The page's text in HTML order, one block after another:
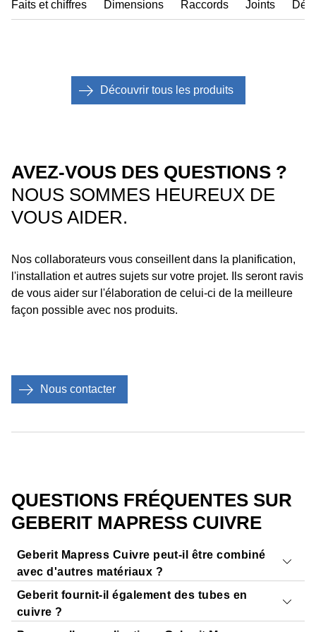
Faits et chiffres Dimensions Raccords Joints
Découvrir tous les produits
AVEZ-VOUS DES QUESTIONS ?
NOUS SOMMES HEUREUX DE
VOUS AIDER.
Nos collaborateurs vous conseillent dans la planification,
l'installation et autres sujets sur votre projet. Ils seront ravis
de vous aider sur l'élaboration de celui-ci de la meilleure
façon possible avec nos produits.
Nous contacter
QUESTIONS FRÉQUENTES SUR
GEBERIT MAPRESS CUIVRE
Geberit Mapress Cuivre peut-il être combiné
avec d'autres matériaux ?
Geberit propose
Geberit fournit-il également des tubes en
cuivre ?